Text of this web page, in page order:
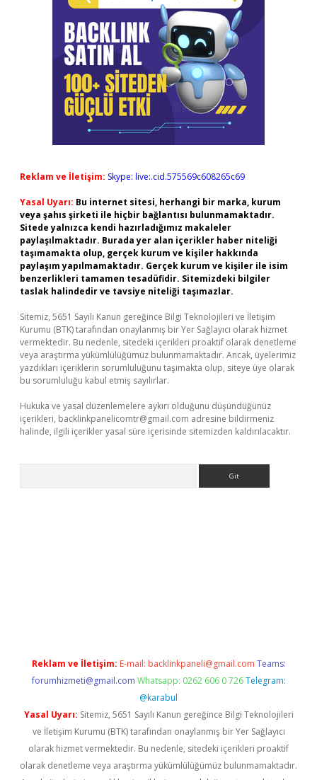
Reklam ve İletişim: Skype: live:.cid.575569c608265c69
Yasal Uyarı: Bu internet sitesi, herhangi bir marka, kurum
veya şahıs şirketi ile hiçbir bağlantısı bulunmamaktadır.
Sitede yalnızca kendi hazırladığımız makaleler
paylaşılmaktadır. Burada yer alan içerikler haber niteliği
taşımamakta olup, gerçek kurum ve kişiler hakkında
paylaşım yapılmamaktadır. Gerçek kurum ve kişiler ile isim
benzerlikleri tamamen tesadüfidir. Sitemizdeki bilgiler
taslak halindedir ve tavsiye niteliği taşımazlar.
Sitemiz, 5651 Sayılı Kanun gereğince Bilgi Teknolojileri ve İletişim
Kurumu (BTK) tarafından onaylanmış bir Yer Sağlayıcı olarak hizmet
vermektedir. Bu nedenle, sitedeki içerikleri proaktif olarak denetleme
veya araştırma yükümlülüğümüz bulunmamaktadır. Ancak, üyelerimiz
yazdıkları içeriklerin sorumluluğunu taşımakta olup, siteye üye olarak
bu sorumluluğu kabul etmiş sayılırlar.
Hukuka ve yasal düzenlemelere aykırı olduğunu düşündüğünüz
içerikleri, backlinkpanelicomtr@gmail.com adresine bildirmeniz
halinde, ilgili içerikler yasal süre içerisinde sitemizden kaldırılacaktır.
Reklam ve İletişim: E-mail: backlinkpaneli@gmail.com Teams:
forumhizmeti@gmail.com Whatsapp: 0262 606 0 726 Telegram:
@karabul
Yasal Uyarı: Sitemiz, 5651 Sayılı Kanun gereğince Bilgi Teknolojileri
ve İletişim Kurumu (BTK) tarafından onaylanmış bir Yer Sağlayıcı
olarak hizmet vermektedir. Bu nedenle, sitedeki içerikleri proaktif
olarak denetleme veya araştırma yükümlülüğümüz bulunmamaktadır.